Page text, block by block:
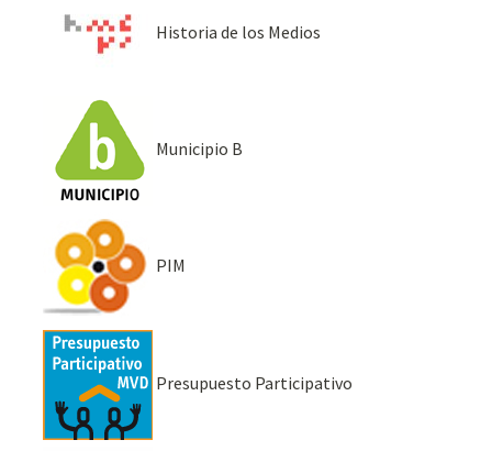
Historia de los Medios
Municipio B
PIM
Presupuesto Participativo